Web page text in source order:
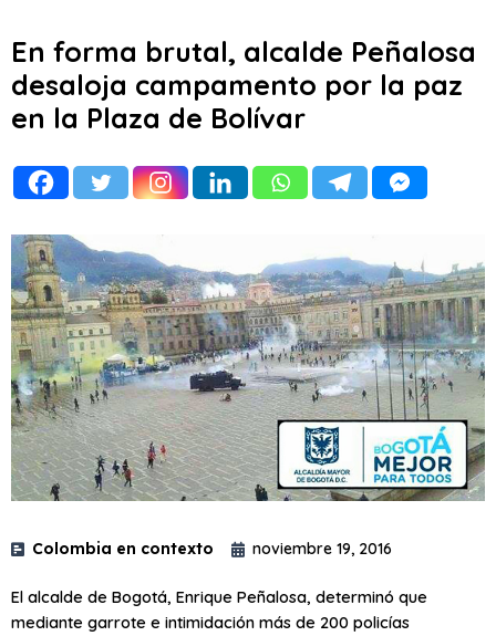
En forma brutal, alcalde Peñalosa
desaloja campamento por la paz
en la Plaza de Bolívar
Colombia en contexto noviembre 19, 2016
El alcalde de Bogotá, Enrique Peñalosa, determinó que
mediante garrote e intimidación más de 200 policías